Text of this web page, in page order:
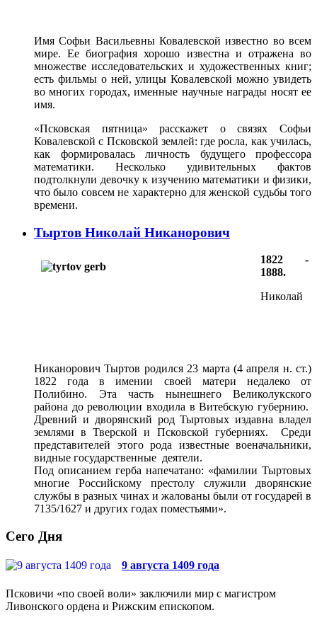
Имя Софьи Васильевны Ковалевской известно во всем
мире. Ее биография хорошо известна и отражена во
множестве исследовательских и художественных книг;
есть фильмы о ней, улицы Ковалевской можно увидеть
во многих городах, именные научные награды носят ее
имя.
«Псковская пятница» расскажет о связях Софьи
Ковалевской с Псковской землей: где росла, как училась,
как формировалась личность будущего профессора
математики. Несколько удивительных фактов
подтолкнули девочку к изучению математики и физики,
что было совсем не характерно для женской судьбы того
времени.
Тыртов Николай Никанорович
1822 -
1888.
Нико­лай
Никанорович Тыртов родился 23 марта (4 апреля н. ст.)
1822 года в имении сво­ей матери недалеко от
Полибино. Эта часть нынешнего Великолук­ского
района до революции входила в Витебскую губернию.
Древний и дворянский род Тыртовых издавна владел
землями в Тверской и Псковской губерниях. Среди
представителей этого рода известные военачальники,
видные государственные деятели.
Под описанием герба напечатано: «фамилии Тыртовых
многие Российскому престолу служили дворянские
службы в разных чинах и жалованы были от государей в
7135/1627 и других годах поместьями».
Сего Дня
9 августа 1409 года
Псковичи «по своей воли» заключили мир с магистром
Ливонского ордена и Рижским епископом.